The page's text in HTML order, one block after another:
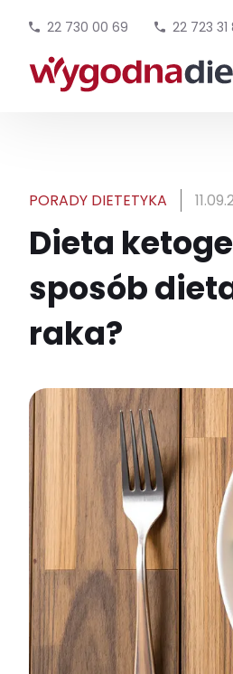
22 730 00 69 22 723 31
PORADY DIETETYKA
Dieta
sposób
raka?